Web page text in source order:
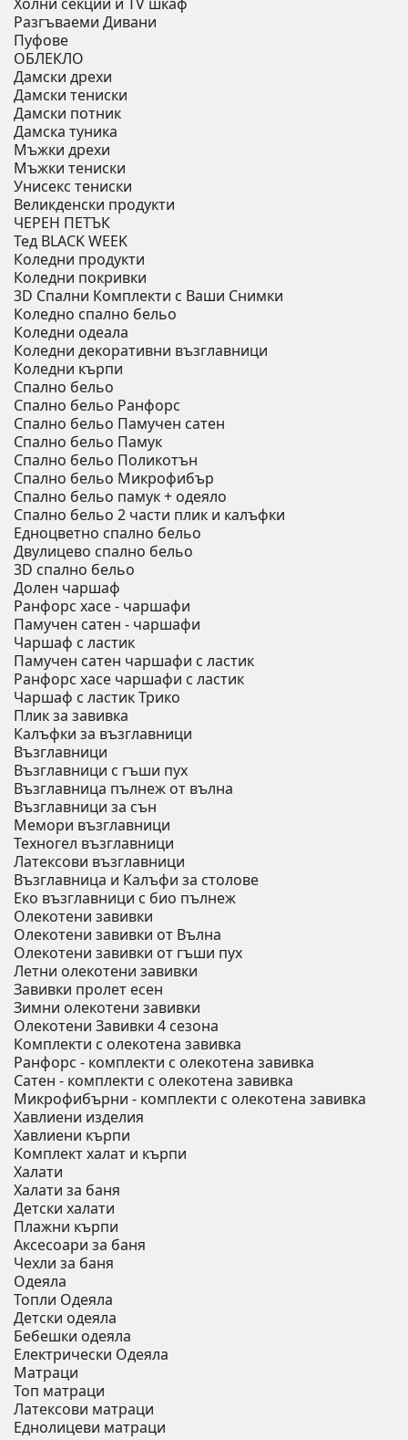
Разгъваеми Дивани
Пуфове
ОБЛЕКЛО
Дамски дрехи
Дамски тениски
Дамски потник
Дамска туника
Мъжки дрехи
Мъжки тениски
Унисекс тениски
Великденски продукти
ЧЕРЕН ПЕТЪК
Тед BLACK WEEK
Коледни продукти
Коледни покривки
3D Спални Комплекти с Ваши Снимки
Коледно спално бельо
Коледни одеала
Коледни декоративни възглавници
Коледни кърпи
Спално бельо
Спално бельо Ранфорс
Спално бельо Памучен сатен
Спално бельо Памук
Спално бельо Поликотън
Спално бельо Микрофибър
Спално бельо памук + одеяло
Спално бельо 2 части плик и калъфки
Eдноцветно спално бельо
Двулицево спално бельо
3D спално бельо
Долен чаршаф
Ранфорс хасе - чаршафи
Памучен сатен - чаршафи
Чаршаф с ластик
Памучен сатен чаршафи с ластик
Ранфорс хасе чаршафи с ластик
Чаршаф с ластик Трико
Плик за завивкa
Калъфки за възглавници
Възглавници
Възглавници с гъши пух
Възглавница пълнеж от вълна
Възглавници за сън
Мемори възглавници
Техногел възглавници
Латексови възглавници
Възглавница и Калъфи за столове
Еко възглавници с био пълнеж
Олекотени завивки
Олекотени завивки от Вълна
Олекотени завивки от гъши пух
Летни олекотени завивки
Завивки пролет есен
Зимни олекотени завивки
Олекотени Завивки 4 сезона
Комплекти с олекотена завивка
Ранфорс - комплекти с олекотена завивка
Сатен - комплекти с олекотена завивка
Микрофибърни - комплекти с олекотена завивка
Хавлиени изделия
Хавлиени кърпи
Комплект халат и кърпи
Халати
Халати за баня
Детски халати
Плажни кърпи
Аксесоари за баня
Чехли за баня
Одеяла
Топли Одеяла
Детски одеяла
Бебешки одеяла
Електрически Одеяла
Матраци
Топ матраци
Латексови матраци
Еднолицеви матраци